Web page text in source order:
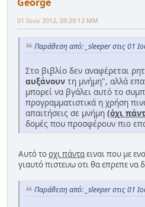
01 Ιουν 2012, 09:29:13 ΜΜ
Παράθεση από: _sleeper στις 01
Στο βιβλίο δεν αναφέρεται
αυξάνουν τη μνήμη", αλλά
μπορεί να βγάλει αυτό το
προγραμματιστικά η χρήση
απαιτήσεις σε μνήμη (όχι
δομές που προσφέρουν πιο
Αυτό τοοχι πάνταειναι που με
γιαυτό πιστευω οτι θα επρεπε να
Παράθεση από: _sleeper στις 01